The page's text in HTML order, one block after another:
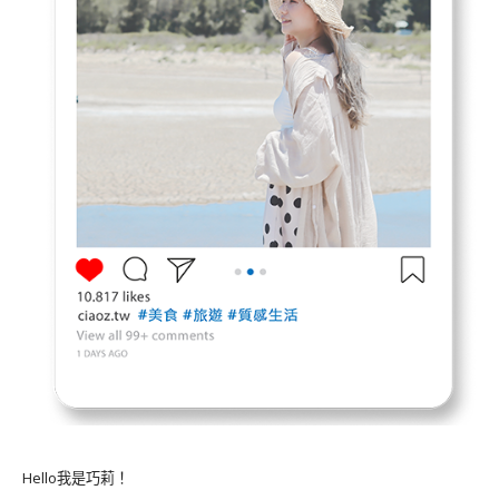
Hello我是巧莉！